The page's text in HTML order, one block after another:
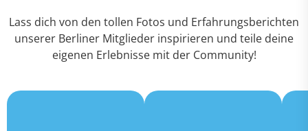
Lass dich von den tollen Fotos und Erfahrungsberichten
unserer Berliner Mitglieder inspirieren und teile deine
eigenen Erlebnisse mit der Community!